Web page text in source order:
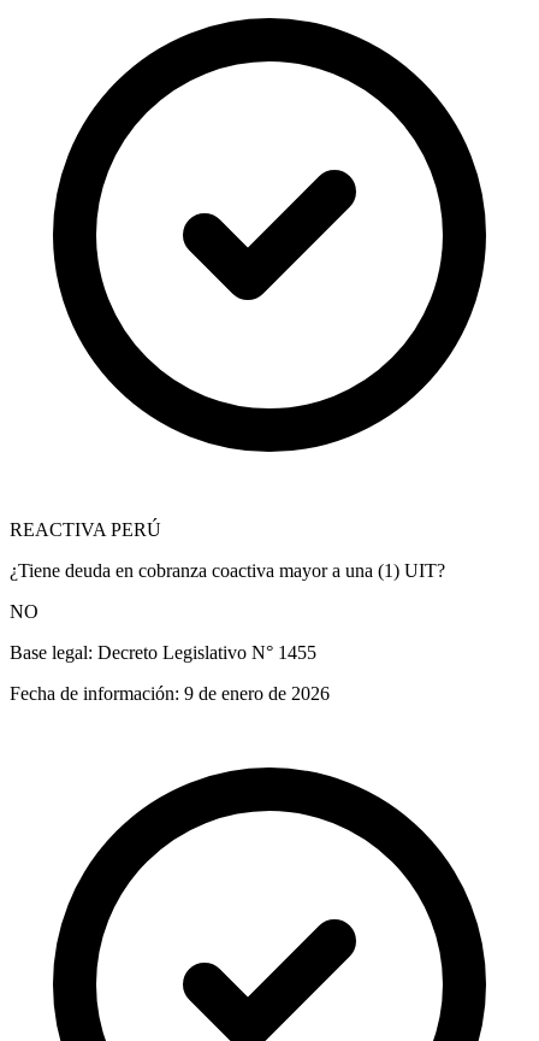
REACTIVA PERÚ
¿Tiene deuda en cobranza coactiva mayor a una (1) UIT?
NO
Base legal: Decreto Legislativo N° 1455
Fecha de información: 9 de enero de 2026